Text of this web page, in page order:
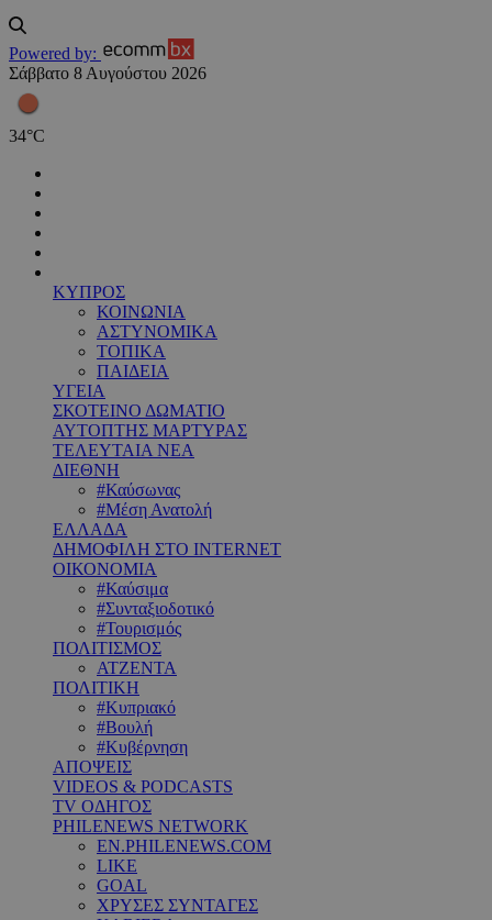
Powered by:
Σάββατο 8 Αυγούστου 2026
34°C
ΚΥΠΡΟΣ
ΚΟΙΝΩΝΙΑ
ΑΣΤΥΝΟΜΙΚΑ
ΤΟΠΙΚΑ
ΠΑΙΔΕΙΑ
ΥΓΕΙΑ
ΣΚΟΤΕΙΝΟ ΔΩΜΑΤΙΟ
ΑΥΤΟΠΤΗΣ ΜΑΡΤΥΡΑΣ
ΤΕΛΕΥΤΑΙΑ ΝΕΑ
ΔΙΕΘΝΗ
#Καύσωνας
#Μέση Ανατολή
ΕΛΛΑΔΑ
ΔΗΜΟΦΙΛΗ ΣΤΟ INTERNET
ΟΙΚΟΝΟΜΙΑ
#Καύσιμα
#Συνταξιοδοτικό
#Τουρισμός
ΠΟΛΙΤΙΣΜΟΣ
ΑΤΖΕΝΤΑ
ΠΟΛΙΤΙΚΗ
#Κυπριακό
#Βουλή
#Κυβέρνηση
ΑΠΟΨΕΙΣ
VIDEOS & PODCASTS
TV ΟΔΗΓΟΣ
PHILENEWS NETWORK
EN.PHILENEWS.COM
LIKE
GOAL
ΧΡΥΣΕΣ ΣΥΝΤΑΓΕΣ